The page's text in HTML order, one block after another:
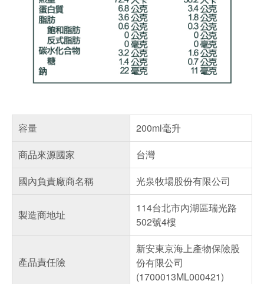
容量
200ml毫升
商品來源國家
台灣
國內負責廠商名稱
光泉牧場股份有限公司
製造商地址
114台北市內湖區瑞光路
502號4樓
產品責任險
新安東京海上產物保險股
份有限公司
(1700013ML000421)